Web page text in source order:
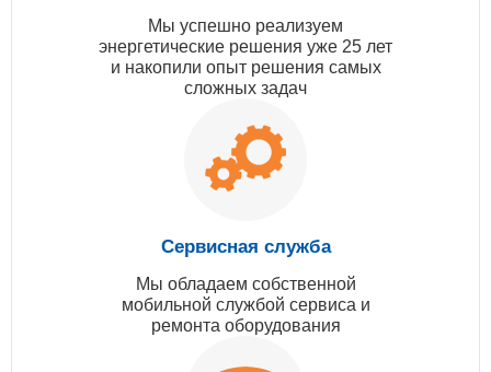
Мы успешно реализуем
энергетические решения уже 25 лет
и накопили опыт решения самых
сложных задач
Сервисная служба
Мы обладаем собственной
мобильной службой сервиса и
ремонта оборудования